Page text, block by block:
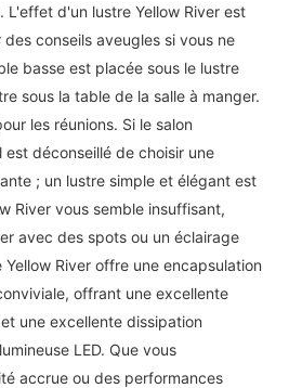
L'effet d'un lustre Yellow River est
conseils aveugles si vous ne
basse est placée sous le lustre
sous la table de la salle à manger.
les réunions. Si le salon
déconseillé de choisir une
; un lustre simple et élégant est
River vous semble insuffisant,
avec des spots ou un éclairage
River offre une encapsulation
offrant une excellente
une excellente dissipation
LED. Que vous
accrue ou des performances